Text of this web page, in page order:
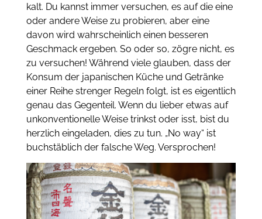
kalt. Du kannst immer versuchen, es auf die eine
oder andere Weise zu probieren, aber eine
davon wird wahrscheinlich einen besseren
Geschmack ergeben. So oder so, zögre nicht, es
zu versuchen! Während viele glauben, dass der
Konsum der japanischen Küche und Getränke
einer Reihe strenger Regeln folgt, ist es eigentlich
genau das Gegenteil. Wenn du lieber etwas auf
unkonventionelle Weise trinkst oder isst, bist du
herzlich eingeladen, dies zu tun. „No way“ ist
buchstäblich der falsche Weg. Versprochen!